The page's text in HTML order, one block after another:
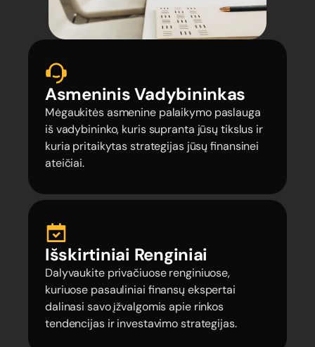
Asmeninis Vadybininkas
Mėgaukitės asmenine palaikymo paslauga
iš vadybininko, kuris supranta jūsų tikslus ir
kuria pritaikytas strategijas jūsų finansinei
ateičiai.
Išskirtiniai Renginiai
Dalyvaukite privačiuose renginiuose,
kuriuose pasauliniai finansų ekspertai
dalinasi savo įžvalgomis apie rinkos
tendencijas ir investavimo strategijas.